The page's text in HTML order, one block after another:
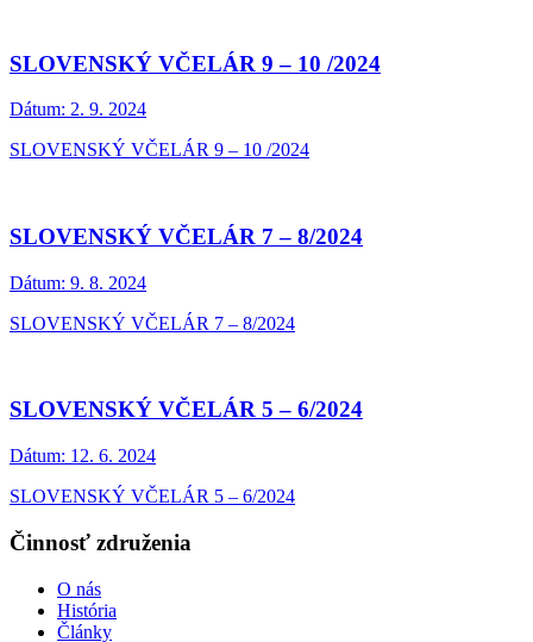
SLOVENSKÝ VČELÁR 9 – 10 /2024
Dátum: 2. 9. 2024
SLOVENSKÝ VČELÁR 9 – 10 /2024
SLOVENSKÝ VČELÁR 7 – 8/2024
Dátum: 9. 8. 2024
SLOVENSKÝ VČELÁR 7 – 8/2024
SLOVENSKÝ VČELÁR 5 – 6/2024
Dátum: 12. 6. 2024
SLOVENSKÝ VČELÁR 5 – 6/2024
Činnosť združenia
O nás
História
Články